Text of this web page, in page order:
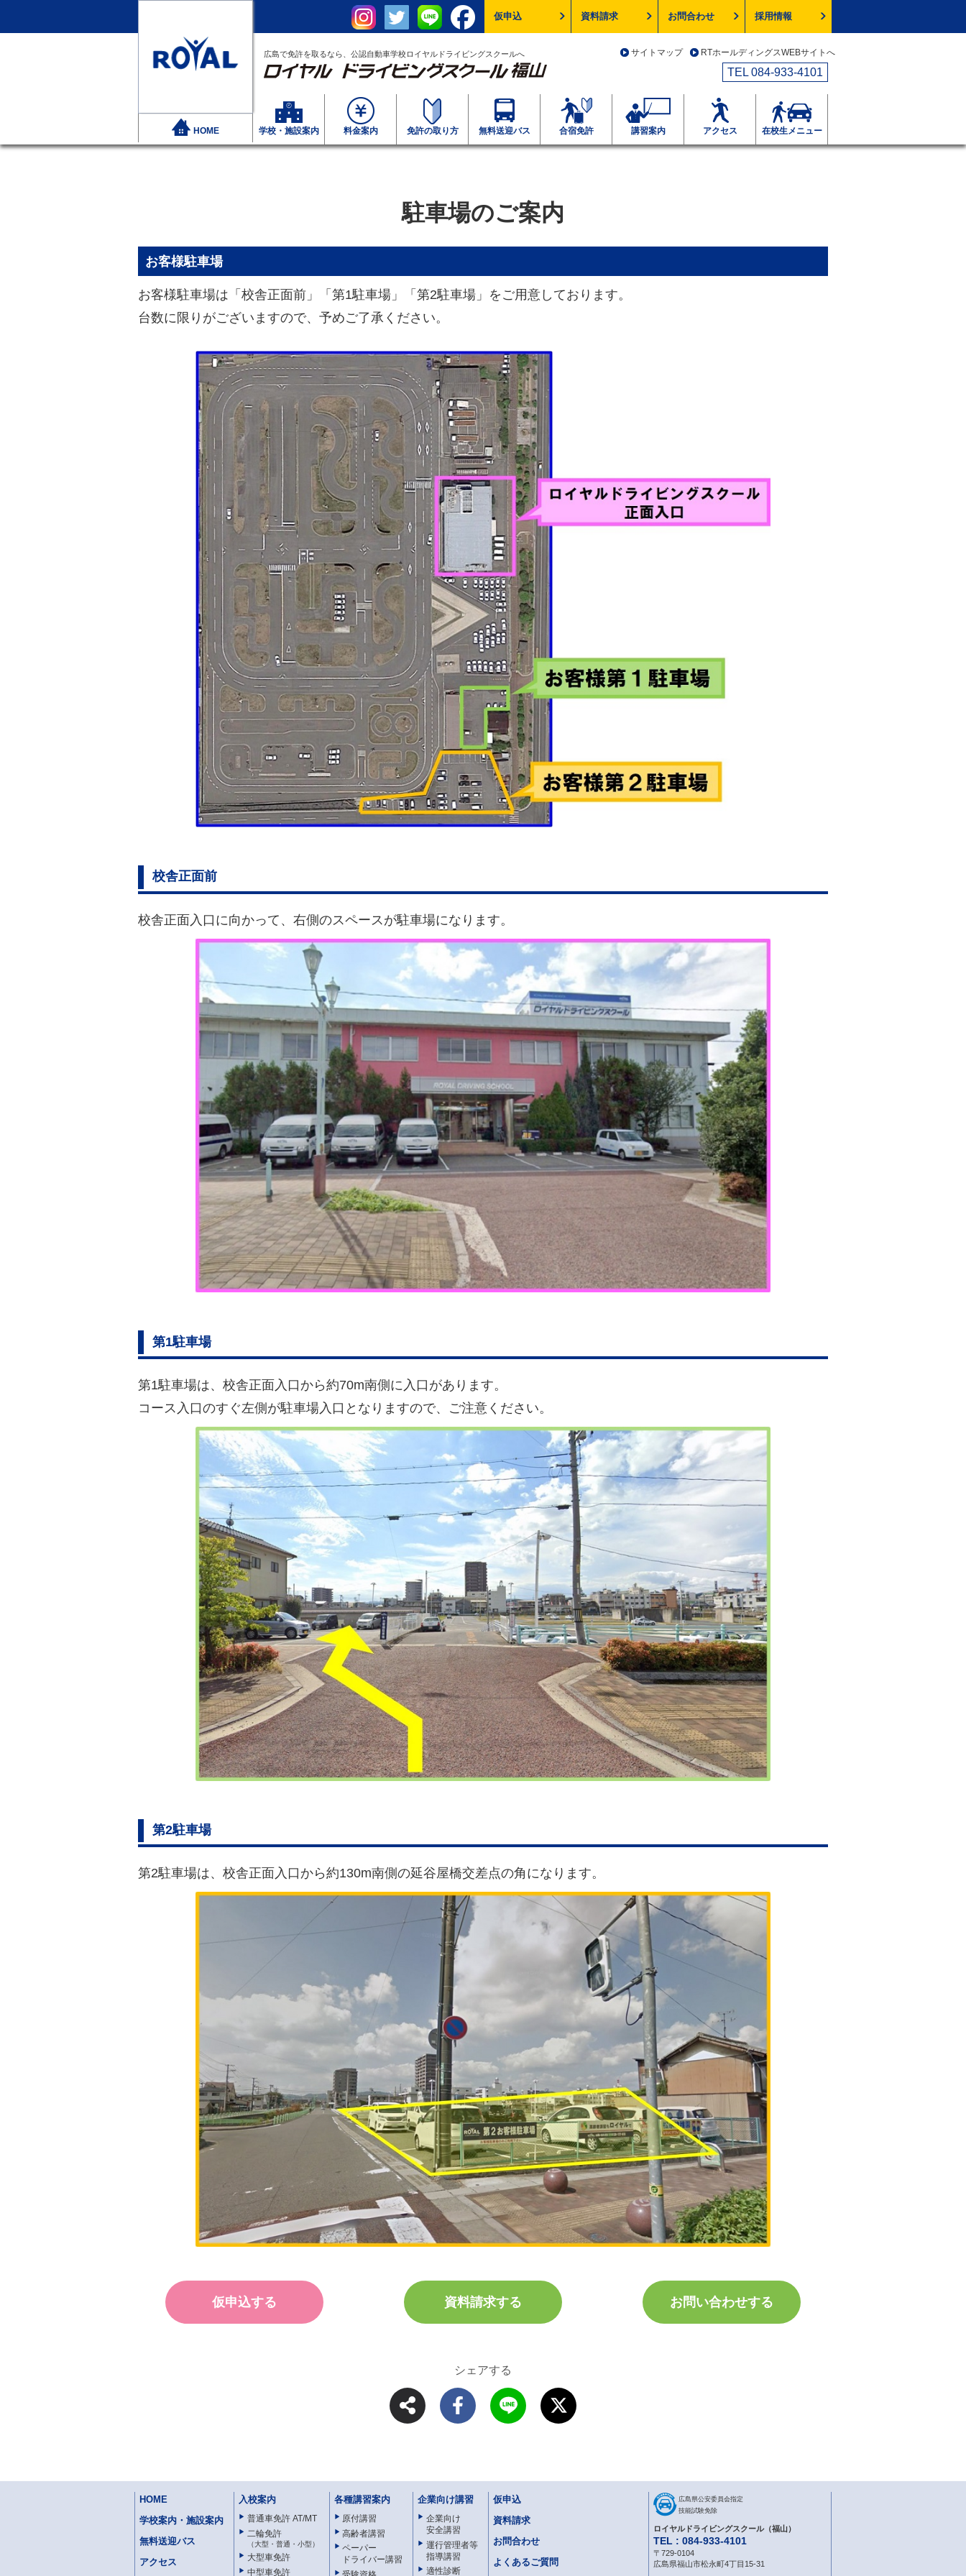
広島で免許を取るなら、公認自動車学校ロイヤルドライビングスクールへ RTホールディングスWEBサイトへ
サイトマップ
TEL 084-933-4101
HOME 学校・施設案内 料金案内 免許の取り方 無料送迎バス 合宿免許 講習案内 アクセス 在校生メニュー
仮申込 資料請求 お問合わせ 採用情報
駐車場のご案内
お客様駐車場
お客様駐車場は「校舎正面前」「第1駐車場」「第2駐車場」をご用意しております。
台数に限りがございますので、予めご了承ください。
校舎正面前
校舎正面入口に向かって、右側のスペースが駐車場になります。
第1駐車場
第1駐車場は、校舎正面入口から約70m南側に入口があります。
コース入口のすぐ左側が駐車場入口となりますので、ご注意ください。
第2駐車場
第2駐車場は、校舎正面入口から約130m南側の延谷屋橋交差点の角になります。
仮申込する 資料請求する お問い合わせする
シェアする
HOME
学校案内・施設案内
無料送迎バス
アクセス
入校案内
普通車免許 AT/MT
二輪免許
大型・普通・小型
大型車免許
中型車免許
各種講習案内
原付講習
高齢者講習
ペーパー
ドライバー講習
受験資格
企業向け講習
企業向け
安全講習
運行管理者等
指導講習
適性診断
仮申込
資料請求
お問合わせ
よくあるご質問
広島県公安委員会指定
技能試験免除
ロイヤルドライビングスクール（福山）
TEL : 084-933-4101
〒729-0104
広島県福山市松永町4丁目15-31